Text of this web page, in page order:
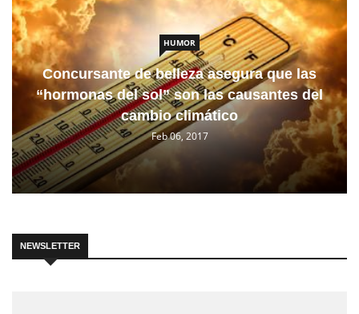
HUMOR
Concursante de belleza asegura que las
“hormonas del sol” son las causantes del
cambio climático
Feb 06, 2017
NEWSLETTER